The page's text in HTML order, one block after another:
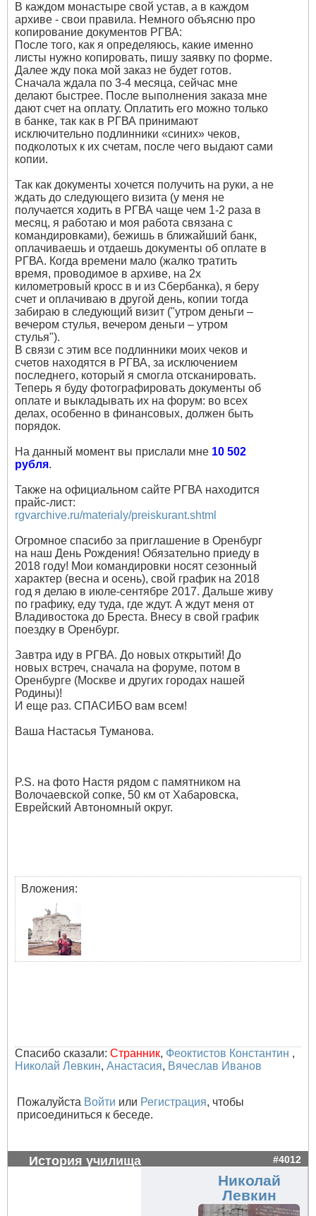
В каждом монастыре свой устав, а в каждом
архиве - свои правила. Немного объясню про
копирование документов РГВА:
После того, как я определяюсь, какие именно
листы нужно копировать, пишу заявку по форме.
Далее жду пока мой заказ не будет готов.
Сначала ждала по 3-4 месяца, сейчас мне
делают быстрее. После выполнения заказа мне
дают счет на оплату. Оплатить его можно только
в банке, так как в РГВА принимают
исключительно подлинники «синих» чеков,
подколотых к их счетам, после чего выдают сами
копии.
Так как документы хочется получить на руки, а не
ждать до следующего визита (у меня не
получается ходить в РГВА чаще чем 1-2 раза в
месяц, я работаю и моя работа связана с
командировками), бежишь в ближайший банк,
оплачиваешь и отдаешь документы об оплате в
РГВА. Когда времени мало (жалко тратить
время, проводимое в архиве, на 2х
километровый кросс в и из Сбербанка), я беру
счет и оплачиваю в другой день, копии тогда
забираю в следующий визит ("утром деньги –
вечером стулья, вечером деньги – утром
стулья").
В связи с этим все подлинники моих чеков и
счетов находятся в РГВА, за исключением
последнего, который я смогла отсканировать.
Теперь я буду фотографировать документы об
оплате и выкладывать их на форум: во всех
делах, особенно в финансовых, должен быть
порядок.
На данный момент вы прислали мне 10 502
рубля.
Также на официальном сайте РГВА находится
прайс-лист:
rgvarchive.ru/materialy/preiskurant.shtml
Огромное спасибо за приглашение в Оренбург
на наш День Рождения! Обязательно приеду в
2018 году! Мои командировки носят сезонный
характер (весна и осень), свой график на 2018
год я делаю в июле-сентябре 2017. Дальше живу
по графику, еду туда, где ждут. А ждут меня от
Владивостока до Бреста. Внесу в свой график
поездку в Оренбург.
Завтра иду в РГВА. До новых открытий! До
новых встреч, сначала на форуме, потом в
Оренбурге (Москве и других городах нашей
Родины)!
И еще раз. СПАСИБО вам всем!
Ваша Настасья Туманова.
P.S. на фото Настя рядом с памятником на
Волочаевской сопке, 50 км от Хабаровска,
Еврейский Автономный округ.
Вложения:
Спасибо сказали: Странник, Феоктистов Константин ,
Николай Левкин, Анастасия, Вячеслав Иванов
Пожалуйста Войти или Регистрация, чтобы
присоединиться к беседе.
История училища #4012
Николай
Левкин